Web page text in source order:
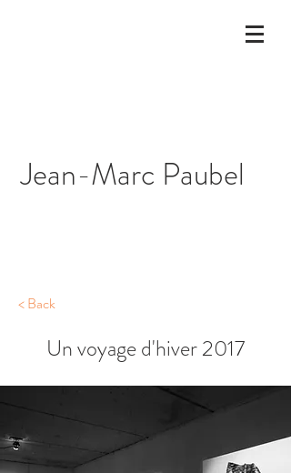
Jean-Marc Paubel
< Back
Un voyage d'hiver 2017